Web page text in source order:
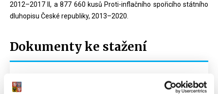
2012–2017 II, a 877 660 kusů Proti-inflačního spořicího státního
dluhopisu České republiky, 2013–2020.
Dokumenty ke stažení
Oznámení Ministerstva financí o vydání 2.